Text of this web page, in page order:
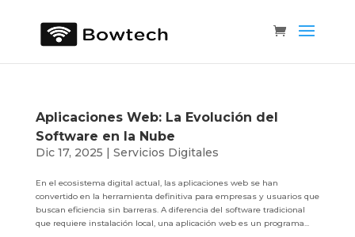
Aplicaciones Web: La Evolución del
Software en la Nube
Dic 17, 2025 | Servicios Digitales
En el ecosistema digital actual, las aplicaciones web se han
convertido en la herramienta definitiva para empresas y usuarios que
buscan eficiencia sin barreras. A diferencia del software tradicional
que requiere instalación local, una aplicación web es un programa...